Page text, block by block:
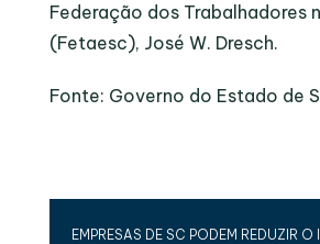
Federação dos Trabalhadores
(Fetaesc), José W. Dresch.
Fonte: Governo do Estado de
EMPRESAS DE SC PODEM REDUZIR O